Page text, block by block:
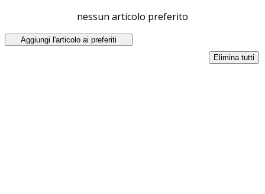
nessun articolo preferito